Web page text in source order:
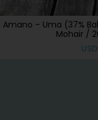
Amano – Uma (37%
Mohair /
USD